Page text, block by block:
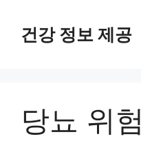
건강 정보 제공
당뇨 위험